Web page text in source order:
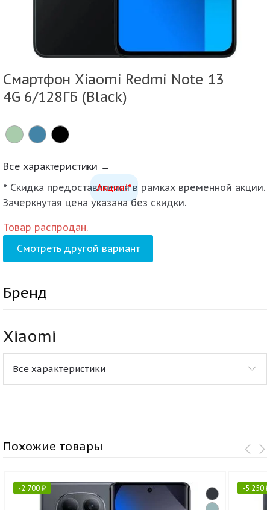
Смартфон Xiaomi Redmi Note 13
4G 6/128ГБ (Black)
Все характеристики →
Акция!*
* Скидка предоставляется в рамках временной акции.
Зачеркнутая цена указана без скидки.
Товар распродан.
Смотреть другой вариант
Бренд
Xiaomi
Все характеристики
Похожие товары
-2 700₽ -5 250